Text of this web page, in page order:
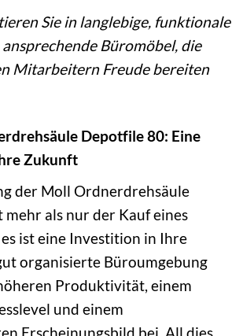
Sie in langlebige, funktionale
Büromöbel, die
Mitarbeitern Freude bereiten
Depotfile 80: Eine
Zukunft
der Moll Ordnerdrehsäule
mehr als nur der Kauf eines
ist eine Investition in Ihre
organisierte Büroumgebung
Produktivität, einem
und einem
Erscheinungsbild bei. All dies